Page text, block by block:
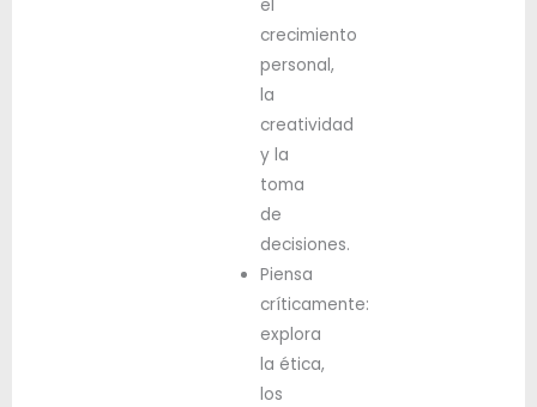
el
crecimiento
personal,
la
creatividad
y la
toma
de
decisiones.
Piensa
críticamente:
explora
la ética,
los